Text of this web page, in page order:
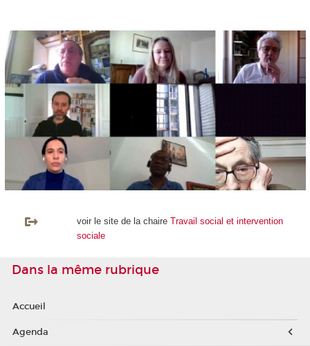
voir le site de la chaire Travail social et intervention
sociale
Dans la même rubrique
Accueil
Agenda